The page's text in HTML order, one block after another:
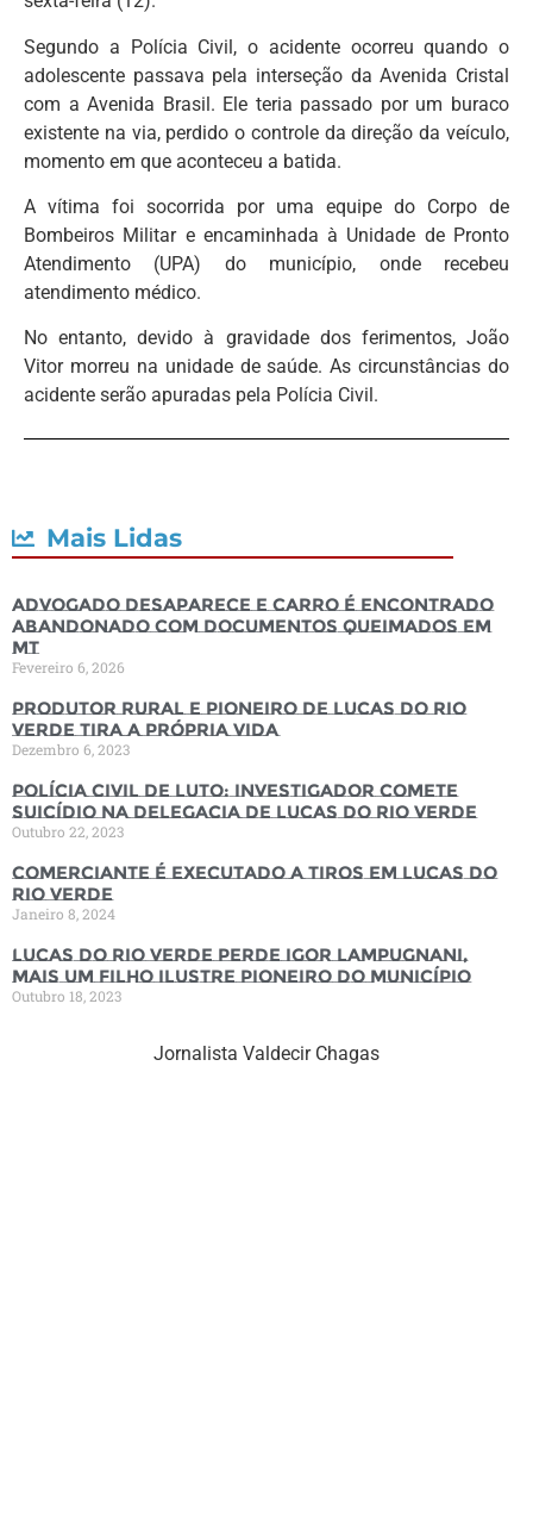
Segundo a Polícia Civil, o acidente ocorreu quando o
adolescente passava pela interseção da Avenida Cristal
com a Avenida Brasil. Ele teria passado por um buraco
existente na via, perdido o controle da direção da veículo,
momento em que aconteceu a batida.
A vítima foi socorrida por uma equipe do Corpo de
Bombeiros Militar e encaminhada à Unidade de Pronto
Atendimento (UPA) do município, onde recebeu
atendimento médico.
No entanto, devido à gravidade dos ferimentos, João
Vitor morreu na unidade de saúde. As circunstâncias do
acidente serão apuradas pela Polícia Civil.
Mais Lidas
Advogado desaparece e carro é encontrado
abandonado com documentos queimados em
MT
Fevereiro 6, 2026
Produtor rural e pioneiro de Lucas do Rio
Verde tira a própria vida
Dezembro 6, 2023
Polícia Civil de luto: Investigador comete
suicídio na Delegacia de Lucas do Rio Verde
Outubro 22, 2023
Comerciante é executado a tiros em Lucas do
Rio Verde
Janeiro 8, 2024
Lucas do Rio Verde perde Igor Lampugnani,
mais um filho ilustre pioneiro do município
Outubro 18, 2023
Jornalista Valdecir Chagas